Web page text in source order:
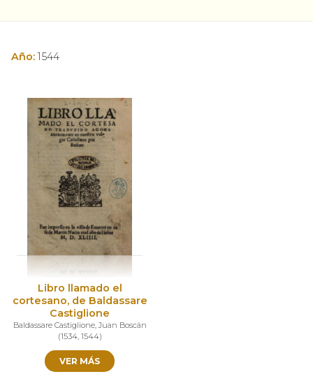
Año:1544
Libro llamado el
cortesano, de Baldassare
Castiglione
Baldassare Castiglione,Juan Boscán
(1534, 1544)
VER MÁS